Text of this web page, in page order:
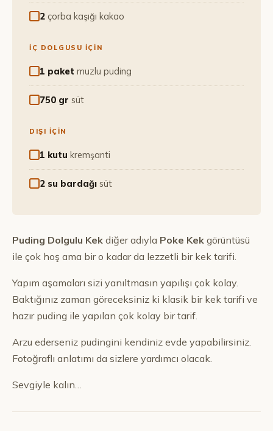
2 çorba kaşığı kakao
İÇ DOLGUSU İÇİN
1 paket muzlu puding
750 gr süt
DIŞI İÇİN
1 kutu kremşanti
2 su bardağı süt
Puding Dolgulu Kek diğer adıyla Poke Kek görüntüsü
ile çok hoş ama bir o kadar da lezzetli bir kek tarifi.
Yapım aşamaları sizi yanıltmasın yapılışı çok kolay.
Baktığınız zaman göreceksiniz ki klasik bir kek tarifi ve
hazır puding ile yapılan çok kolay bir tarif.
Arzu ederseniz pudingini kendiniz evde yapabilirsiniz.
Fotoğraflı anlatımı da sizlere yardımcı olacak.
Sevgiyle kalın…